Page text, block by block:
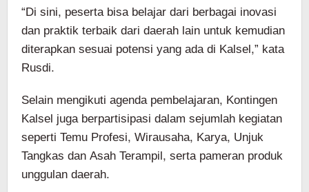
“Di sini, peserta bisa belajar dari berbagai inovasi
dan praktik terbaik dari daerah lain untuk kemudian
diterapkan sesuai potensi yang ada di Kalsel,” kata
Rusdi.
Selain mengikuti agenda pembelajaran, Kontingen
Kalsel juga berpartisipasi dalam sejumlah kegiatan
seperti Temu Profesi, Wirausaha, Karya, Unjuk
Tangkas dan Asah Terampil, serta pameran produk
unggulan daerah.